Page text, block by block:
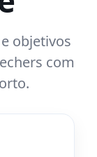
objetivos
com